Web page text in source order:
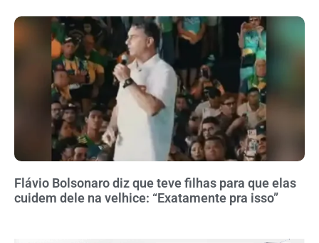
Flávio Bolsonaro diz que teve filhas para que elas
cuidem dele na velhice: “Exatamente pra isso”